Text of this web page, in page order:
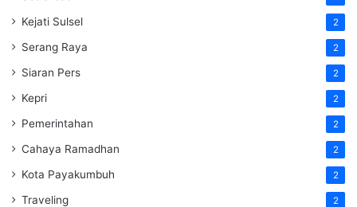
Kejati Sulsel 2
Serang Raya 2
Siaran Pers 2
Kepri 2
Pemerintahan 2
Cahaya Ramadhan 2
Kota Payakumbuh 2
Traveling 2